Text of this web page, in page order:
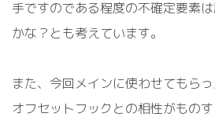
手ですのである程度の不確定要素
かな？とも考えています。
また、今回メインに使わせてもら
オフセットフックとの相性がもの